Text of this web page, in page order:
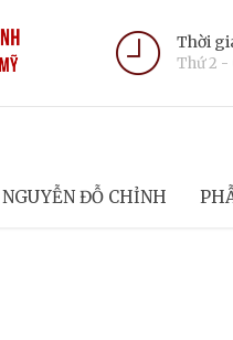
Thời
Thứ 2 -
ĐỖ CHỈNH